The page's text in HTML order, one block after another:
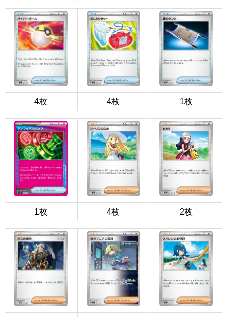
4枚 4枚 1枚
1枚 4枚 2枚